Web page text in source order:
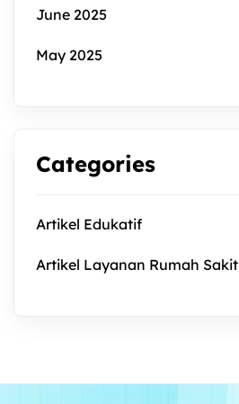
June 2025
May 2025
Categories
Artikel Edukatif
Artikel Layanan Rumah Sakit